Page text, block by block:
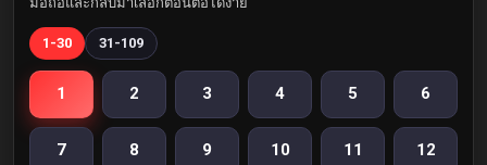
1-30 31-109
1 2 3 4 5 6
7 8 9 10 11 12